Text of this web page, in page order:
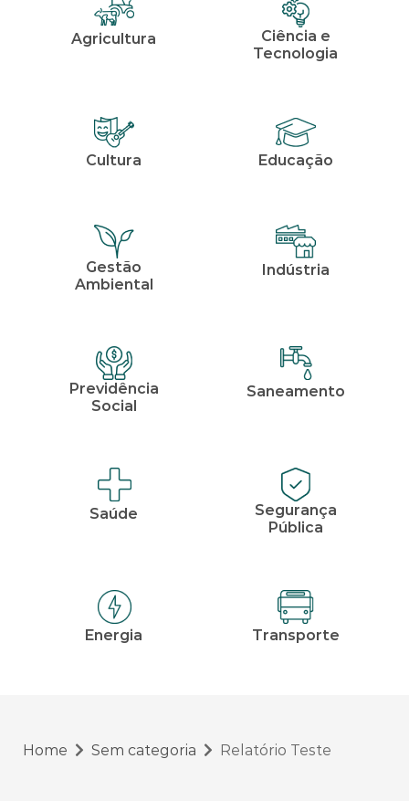
Agricultura
Ciência e
Tecnologia
Cultura Educação
Gestão
Ambiental
Indústria
Previdência
Social
Saneamento
Saúde
Segurança
Pública
Energia Transporte
Home Sem categoria Relatório Teste